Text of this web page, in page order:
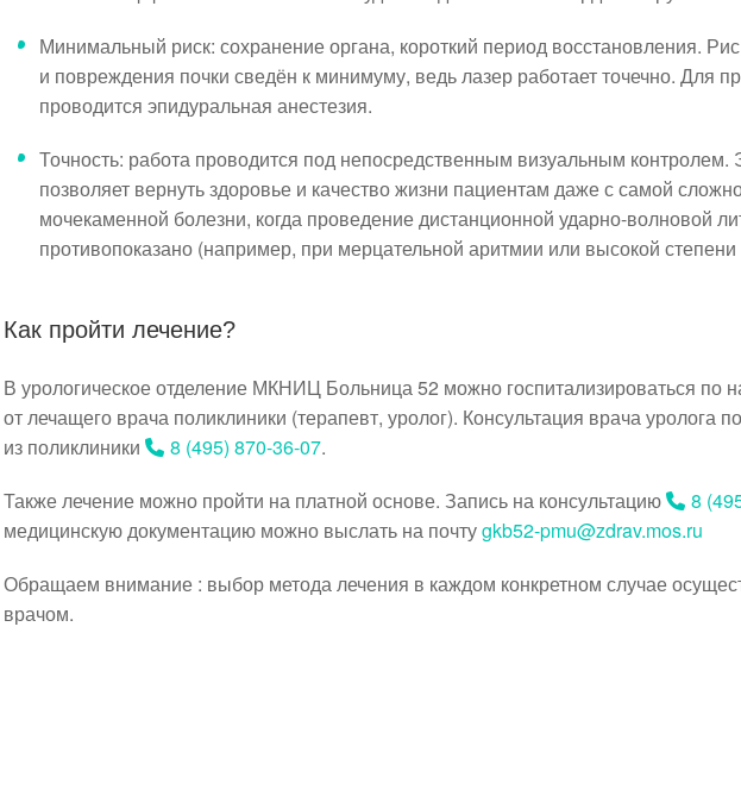
Минимальный риск: сохранение органа, короткий период восстановления.
и повреждения почки сведён к минимуму, ведь лазер работает точечно. Для
проводится эпидуральная анестезия.
Точность: работа проводится под непосредственным визуальным контролем.
позволяет вернуть здоровье и качество жизни пациентам даже с самой
мочекаменной болезни, когда проведение дистанционной ударно-волновой
противопоказано (например, при мерцательной аритмии или высокой
Как пройти лечение?
В урологическое отделение МКНИЦ Больница 52 можно госпитализироваться по
от лечащего врача поликлиники (терапевт, уролог). Консультация врача уролога
из поликлиники
8 (495) 870-36-07.
Также лечение можно пройти на платной основе. Запись на консультацию
8
медицинскую документацию можно выслать на почтуgkb52-pmu@zdrav.mos.ru
Обращаем внимание : выбор метода лечения в каждом конкретном случае
врачом.